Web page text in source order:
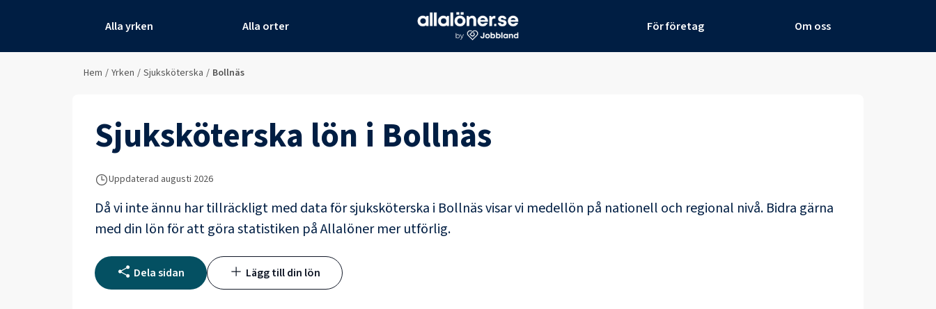
Alla yrken Alla orter För företag Om oss
Hem / Yrken / Sjuksköterska / Bollnäs
Sjuksköterska lön i Bollnäs
Uppdaterad augusti 2026
Då vi inte ännu har tillräckligt med data försjuksköterska i Bollnäsvisar vi medellön på nationell och regional nivå. Bidra gärna
med din lön för att göra statistiken på Allalöner mer utförlig.
Dela sidan Lägg till din lön